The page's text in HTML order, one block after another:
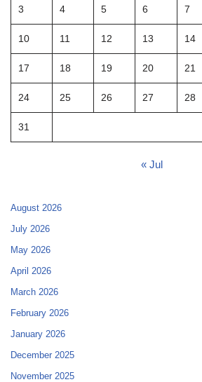
3 4 5 6 7
10 11 12 13 14
17 18 19 20 21
24 25 26 27 28
31
« Jul
August 2026
July 2026
May 2026
April 2026
March 2026
February 2026
January 2026
December 2025
November 2025